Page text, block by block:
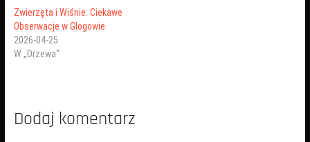
Zwierzęta i Wiśnie: Ciekawe
Obserwacje w Głogowie
2026-04-25
W „Drzewa"
Dodaj komentarz